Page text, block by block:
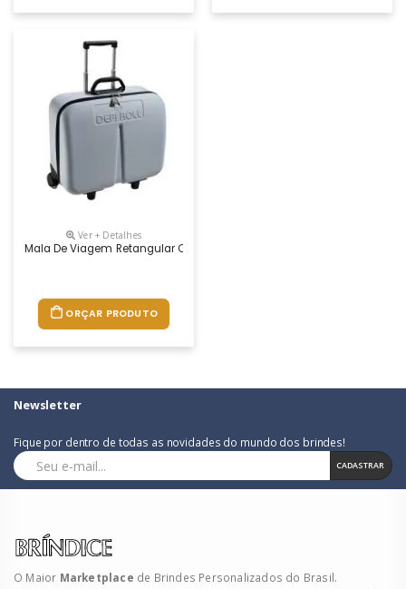
Ver + Detalhes
Mala De Viagem Retangular Com Gravação Em Relevo Ou Transfer,
ORÇAR PRODUTO
Newsletter
Fique por dentro de todas as novidades do mundo dos brindes!
CADASTRAR
O Maior Marketplace de Brindes Personalizados do Brasil.